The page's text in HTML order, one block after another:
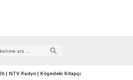
| NTV Radyo | Köşedeki Kitapçı